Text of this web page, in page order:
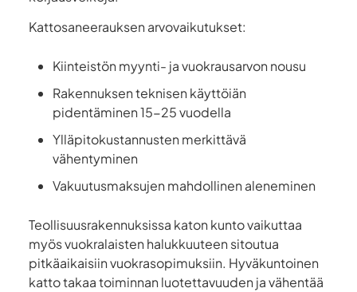
Kattosaneerauksen arvovaikutukset:
Kiinteistön myynti- ja vuokrausarvon nousu
Rakennuksen teknisen käyttöiän
pidentäminen 15-25 vuodella
Ylläpitokustannusten merkittävä
vähentyminen
Vakuutusmaksujen mahdollinen aleneminen
Teollisuusrakennuksissa katon kunto vaikuttaa
myös vuokralaisten halukkuuteen sitoutua
pitkäaikaisiin vuokrasopimuksiin. Hyväkuntoinen
katto takaa toiminnan luotettavuuden ja vähentää